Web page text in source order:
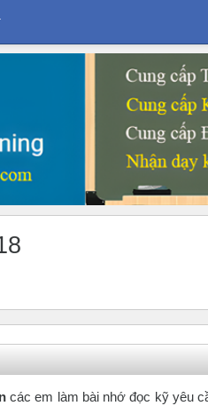
các em làm bài nhớ đọc kỹ yêu